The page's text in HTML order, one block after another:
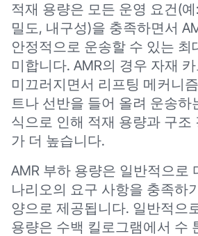
적재 용량은 모든 운영 요건(
밀도, 내구성)을 충족하면서
안정적으로 운송할 수 있는 최
미합니다. AMR의 경우 자재
미끄러지면서 리프팅 메커니
트나 선반을 들어 올려 운송하
식으로 인해 적재 용량과 구조
가 더 높습니다.
AMR 부하 용량은 일반적으로
나리오의 요구 사항을 충족하
양으로 제공됩니다. 일반적으
용량은 수백 킬로그램에서 수